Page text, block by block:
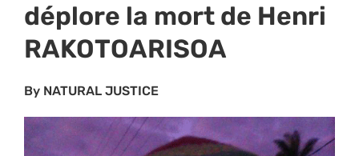
déplore la mort de Henri
RAKOTOARISOA
By NATURAL JUSTICE